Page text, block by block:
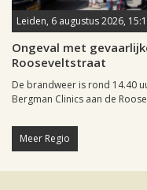
Leiden, 6 augustus 2026,
Ongeval met
Rooseveltstraat
De brandweer is rond 14.40
Bergman Clinics aan de
Meer Regio